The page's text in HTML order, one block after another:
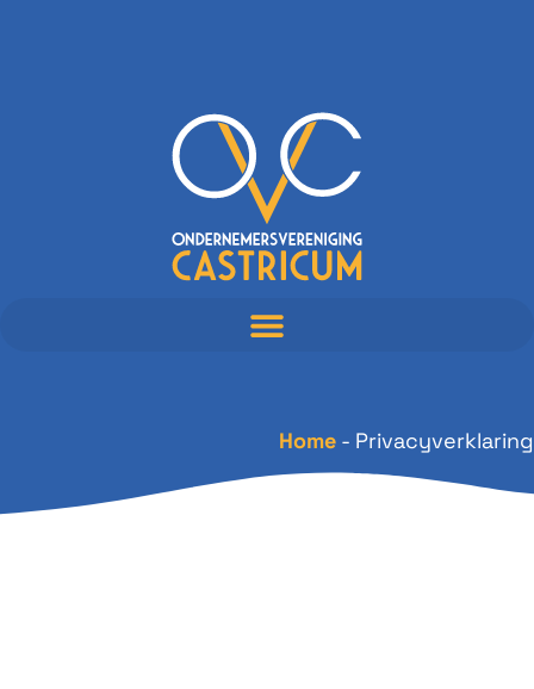
Home - Privacyverklaring